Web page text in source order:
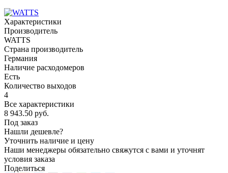
Характеристики
Производитель
WATTS
Страна производитель
Германия
Наличие расходомеров
Есть
Количество выходов
4
Все характеристики
8 943.50 руб.
Под заказ
Нашли дешевле?
Уточнить наличие и цену
Наши менеджеры обязательно свяжутся с вами и уточнят
условия заказа
Поделиться